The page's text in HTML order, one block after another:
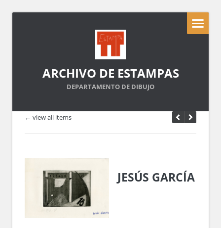
ARCHIVO DE ESTAMPAS
DEPARTAMENTO DE DIBUJO
← view all items
JESÚS GARCÍA